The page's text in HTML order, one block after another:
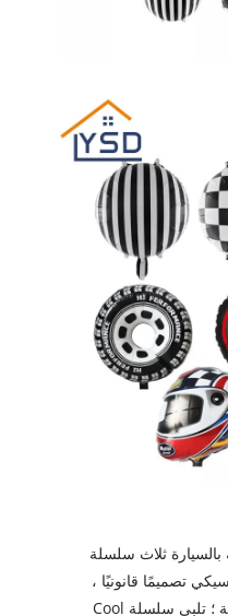
ثلاث سلسلة
تصميمًا قانونيًا ،
ومناسبًا لحفلات الموضوعات الحنينية ؛ تلبي سلسلة Cool